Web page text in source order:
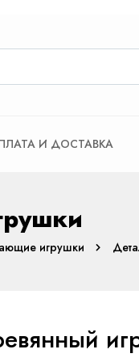
И ДОСТАВКА
игрушки